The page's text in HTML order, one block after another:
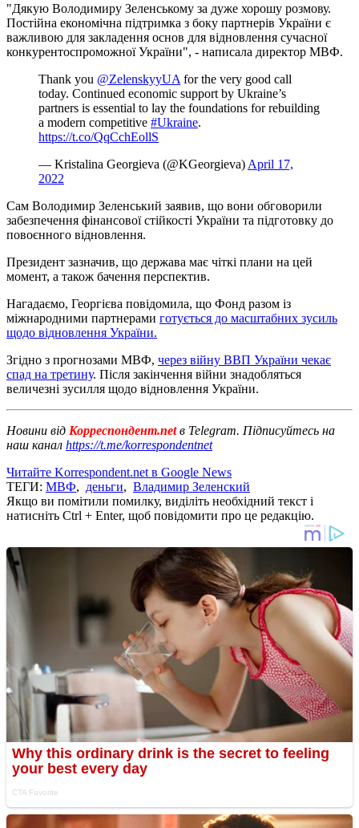
"Дякую Володимиру Зеленському за дуже хорошу розмову.
Постійна економічна підтримка з боку партнерів України є
важливою для закладення основ для відновлення сучасної
конкурентоспроможної України", - написала директор МВФ.
Thank you @ZelenskyyUA for the very good call
today. Continued economic support by Ukraine’s
partners is essential to lay the foundations for rebuilding
a modern competitive #Ukraine.
https://t.co/QqCchEollS
— Kristalina Georgieva (@KGeorgieva) April 17,
2022
Сам Володимир Зеленський заявив, що вони обговорили
забезпечення фінансової стійкості України та підготовку до
повоєнного відновлення.
Президент зазначив, що держава має чіткі плани на цей
момент, а також бачення перспектив.
Нагадаємо, Георгієва повідомила, що Фонд разом із
міжнародними партнерами готується до масштабних зусиль
щодо відновлення України.
Згідно з прогнозами МВФ, через війну ВВП України чекає
спад на третину. Після закінчення війни знадобляться
величезні зусилля щодо відновлення України.
Новини від Корреспондент.netв Telegram. Підписуйтесь на
наш канал https://t.me/korrespondentnet
Читайте Korrespondent.net в Google News
ТЕГИ: МВФ, деньги, Владимир Зеленский
Якщо ви помітили помилку, виділіть необхідний текст і
натисніть Ctrl + Enter, щоб повідомити про це редакцію.